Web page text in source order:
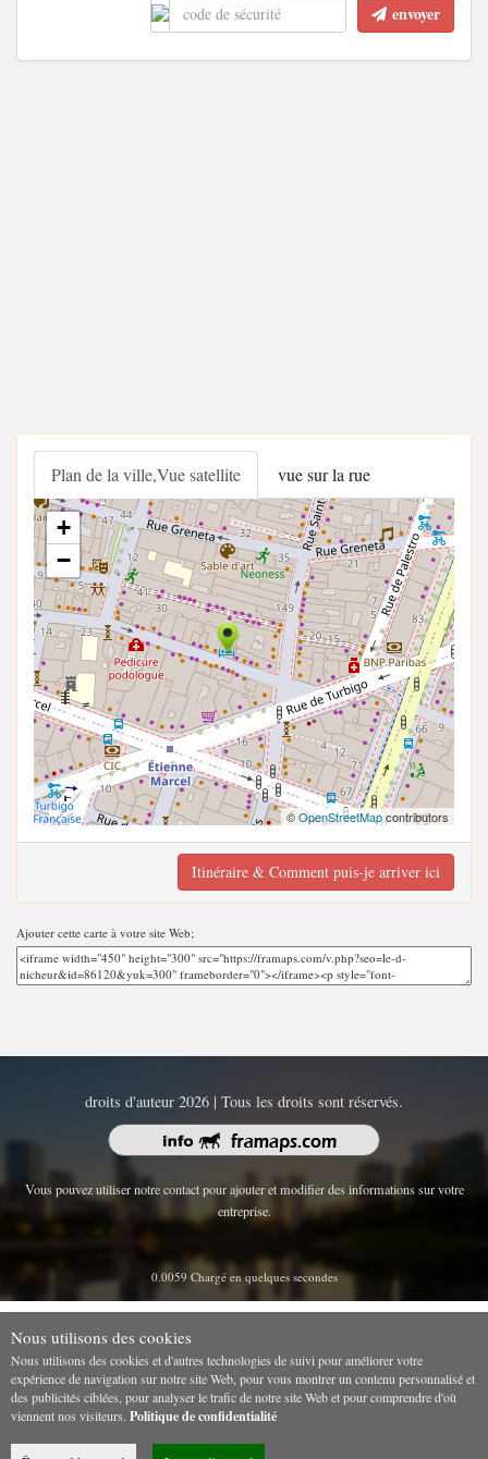
envoyer
Plan de la ville,Vue satellite vue sur la rue
+
−
©OpenStreetMapcontributors
Itinéraire & Comment puis-je arriver ici
Ajouter cette carte à votre site Web;
droits d'auteur 2026 | Tous les droits sont réservés.
Vous pouvez utiliser notre contact pour ajouter et modifier des informations sur votre
entreprise.
0.0059 Chargé en quelques secondes
Nous utilisons des cookies
Nous utilisons des cookies et d'autres technologies de suivi pour améliorer votre
expérience de navigation sur notre site Web, pour vous montrer un contenu personnalisé et
des publicités ciblées, pour analyser le trafic de notre site Web et pour comprendre d'où
viennent nos visiteurs. Politique de confidentialité